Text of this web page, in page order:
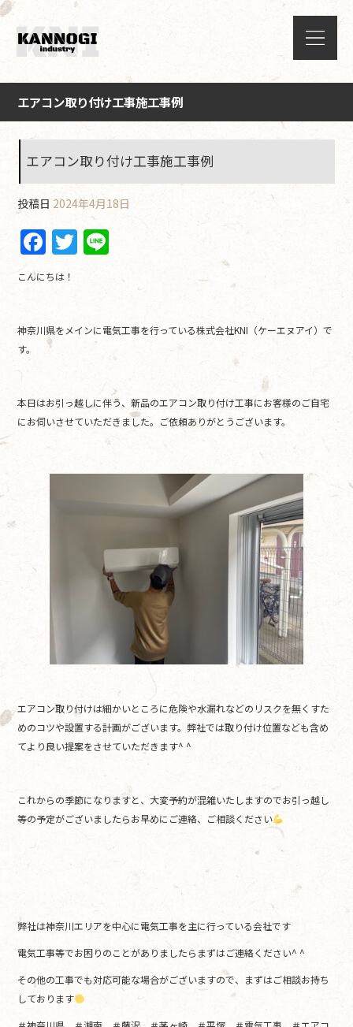
エアコン取り付け工事施工事例
エアコン取り付け工事施工事例
投稿日 2024年4月18日
F
a
c
e
b
o
k
T
w
er
e
こんにちは！
神奈川県をメインに電気工事を行っている株式会社KNI（ケーエヌアイ）で
す。
本日はお引っ越しに伴う、新品のエアコン取り付け工事にお客様のご自宅
にお伺いさせていただきました。ご依頼ありがとうございます。
エアコン取り付けは細かいところに危険や水漏れなどのリスクを無くすた
めのコツや設置する計画がございます。弊社では取り付け位置なども含め
てより良い提案をさせていただきます^ ^
これからの季節になりますと、大変予約が混雑いたしますのでお引っ越し
等の予定がございましたらお早めにご連絡、ご相談ください
弊社は神奈川エリアを中心に電気工事を主に行っている会社です
電気工事等でお困りのことがありましたらまずはご連絡ください^ ^
その他の工事でも対応可能な場合がございますので、まずはご相談お持ち
しております